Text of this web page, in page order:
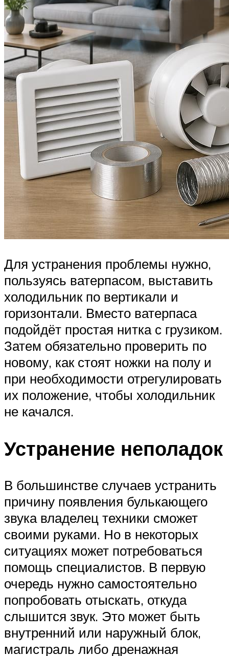
Для устранения проблемы нужно,
пользуясь ватерпасом, выставить
холодильник по вертикали и
горизонтали. Вместо ватерпаса
подойдёт простая нитка с грузиком.
Затем обязательно проверить по
новому, как стоят ножки на полу и
при необходимости отрегулировать
их положение, чтобы холодильник
не качался.
Устранение неполадок
В большинстве случаев устранить
причину появления булькающего
звука владелец техники сможет
своими руками. Но в некоторых
ситуациях может потребоваться
помощь специалистов. В первую
очередь нужно самостоятельно
попробовать отыскать, откуда
слышится звук. Это может быть
внутренний или наружный блок,
магистраль либо дренажная